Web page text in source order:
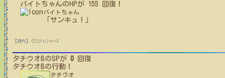
バイトちゃんの HPが 155 回復！
バイトちゃん
「サンキュ！」
【身代】(ロクレ)4→3
タチウオBのSPが 0 回復
タチウオBの行動！
タチウオ